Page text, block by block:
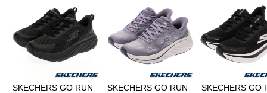
５．嚴禁一人註冊多個帳號或使用他人資訊註冊。若發現惡意使用之情形，
恩沛科技股份有限公司將有權停止該用戶之使用額度並採取法律行動。
SKECHERS GO RUN
SKECHERS GO RUN
SKECHERS GO